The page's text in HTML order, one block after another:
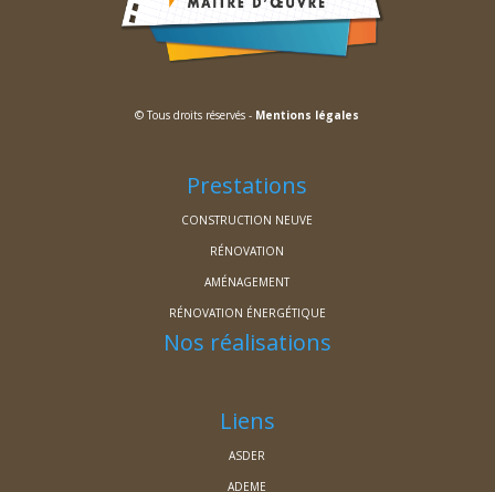
© Tous droits réservés - Mentions légales
Prestations
CONSTRUCTION NEUVE
RÉNOVATION
AMÉNAGEMENT
RÉNOVATION ÉNERGÉTIQUE
Nos réalisations
Liens
ASDER
ADEME